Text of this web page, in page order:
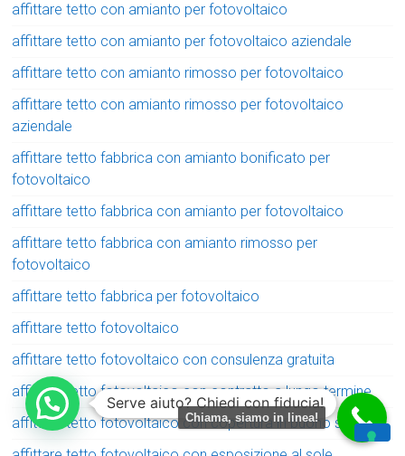
affittare tetto con amianto per fotovoltaico
affittare tetto con amianto per fotovoltaico aziendale
affittare tetto con amianto rimosso per fotovoltaico
affittare tetto con amianto rimosso per fotovoltaico
aziendale
affittare tetto fabbrica con amianto bonificato per
fotovoltaico
affittare tetto fabbrica con amianto per fotovoltaico
affittare tetto fabbrica con amianto rimosso per
fotovoltaico
affittare tetto fabbrica per fotovoltaico
affittare tetto fotovoltaico
affittare tetto fotovoltaico con consulenza gratuita
affittare tetto fotovoltaico con contratto a lungo termine
affittare tetto fotovoltaico con copertura in buono stato
Serve aiuto? Chiedi con fiducia!
Chiama, siamo in linea!